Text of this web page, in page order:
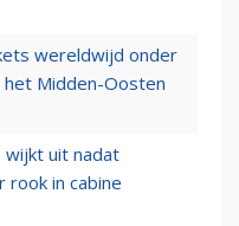
wereldwijd onder
Midden-Oosten
wijkt uit nadat
in cabine